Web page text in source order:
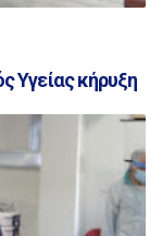
Υγείας κήρυξη